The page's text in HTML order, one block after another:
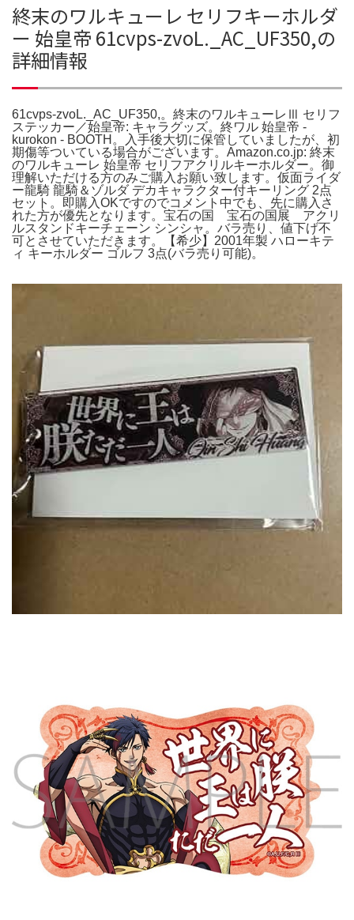
終末のワルキューレ セリフキーホルダ
ー 始皇帝 61cvps-zvoL._AC_UF350,の
詳細情報
61cvps-zvoL._AC_UF350,。終末のワルキューレⅢ セリフ
ステッカー／始皇帝: キャラグッズ。終ワル 始皇帝 -
kurokon - BOOTH。入手後大切に保管していましたが、初
期傷等ついている場合がございます。Amazon.co.jp: 終末
のワルキューレ 始皇帝 セリフアクリルキーホルダー。御
理解いただける方のみご購入お願い致します。仮面ライダ
ー龍騎 龍騎＆ゾルダ デカキャラクター付キーリング 2点
セット。即購入OKですのでコメント中でも、先に購入さ
れた方が優先となります。宝石の国 宝石の国展 アクリ
ルスタンドキーチェーン シンシャ。バラ売り、値下げ不
可とさせていただきます。【希少】2001年製 ハローキテ
ィ キーホルダー ゴルフ 3点(バラ売り可能)。